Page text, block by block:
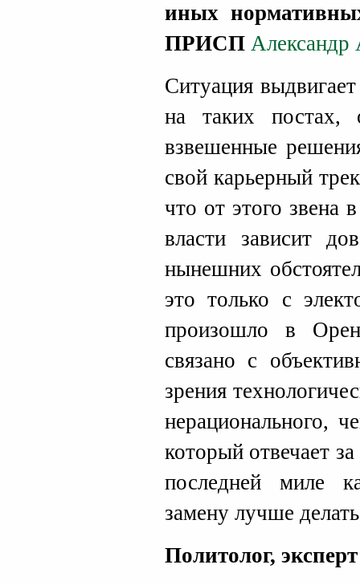
иных
ПРИСП Александр
Ситуация
на таких постах,
взвешенные
свой карьерный
что от этого звена
власти зависит
нынешних
это только с
произошло в
связано с
зрения
нерационального,
который отвечает
последней миле
замену лучше
Политолог,